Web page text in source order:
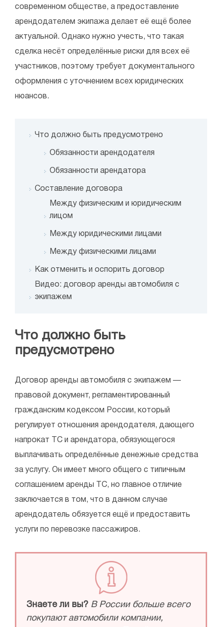
современном обществе, а предоставление
арендодателем экипажа делает её ещё более
актуальной. Однако нужно учесть, что такая
сделка несёт определённые риски для всех её
участников, поэтому требует документального
оформления с уточнением всех юридических
нюансов.
Что должно быть предусмотрено
Обязанности арендодателя
Обязанности арендатора
Составление договора
Между физическим и юридическим
лицом
Между юридическими лицами
Между физическими лицами
Как отменить и оспорить договор
Видео: договор аренды автомобиля с
экипажем
Что должно быть
предусмотрено
Договор аренды автомобиля с экипажем —
правовой документ, регламентированный
гражданским кодексом России, который
регулирует отношения арендодателя, дающего
напрокат ТС и арендатора, обязующегося
выплачивать определённые денежные средства
за услугу. Он имеет много общего с типичным
соглашением аренды ТС, но главное отличие
заключается в том, что в данном случае
арендодатель обязуется ещё и предоставить
услуги по перевозке пассажиров.
Знаете ли вы? В России больше всего
покупают автомобили компании,